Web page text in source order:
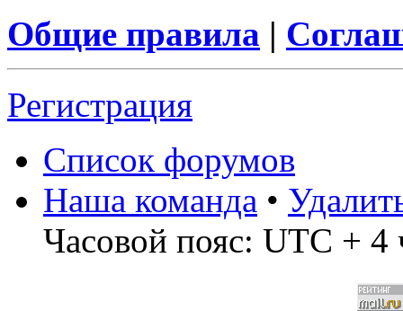
Общие правила |
Регистрация
Список форумов
Наша команда •
Часовой пояс: UTC + 4